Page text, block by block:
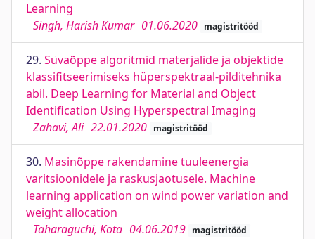
Learning
Singh, Harish Kumar 01.06.2020 magistritööd
29. Süvaõppe algoritmid materjalide ja objektide
klassifitseerimiseks hüperspektraal-pilditehnika
abil. Deep Learning for Material and Object
Identification Using Hyperspectral Imaging
Zahavi, Ali 22.01.2020 magistritööd
30. Masinõppe rakendamine tuuleenergia
varitsioonidele ja raskusjaotusele. Machine
learning application on wind power variation and
weight allocation
Taharaguchi, Kota 04.06.2019 magistritööd